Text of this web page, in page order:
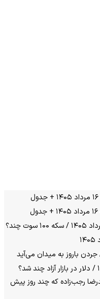
جردن باروز به میدان می‌آید
رجب‌زاده که چند روز پیش